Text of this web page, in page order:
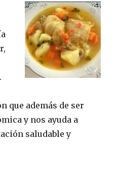
.
que además de ser
y nos ayuda a
saludable y